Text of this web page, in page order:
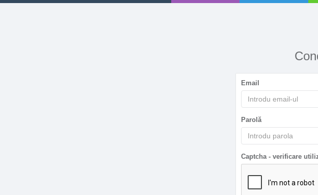
Email
Parolă
Captcha - verificare